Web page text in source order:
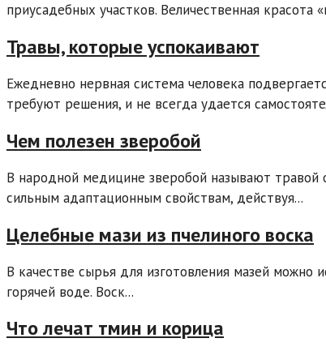
приусадебных участков. Величественная красота
Травы, которые успокаивают
Ежедневно нервная система человека
требуют решения, и не всегда удается
Чем полезен зверобой
В народной медицине зверобой называют травой
сильным адаптационным свойствам, действуя...
Целебные мази из пчелиного воска
В качестве сырья для изготовления мазей можно
горячей воде. Воск...
Что лечат тмин и корица